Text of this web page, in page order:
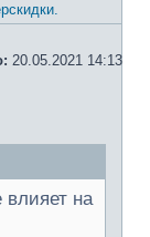
20.05.2021 14:13
влияет на